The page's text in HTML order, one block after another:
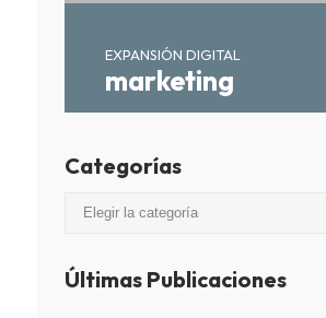
EXPANSIÓN DIGITAL
marketing
Categorías
Categorías
Últimas Publicaciones